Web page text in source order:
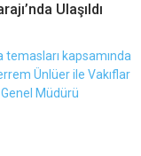
Ulaşıldı